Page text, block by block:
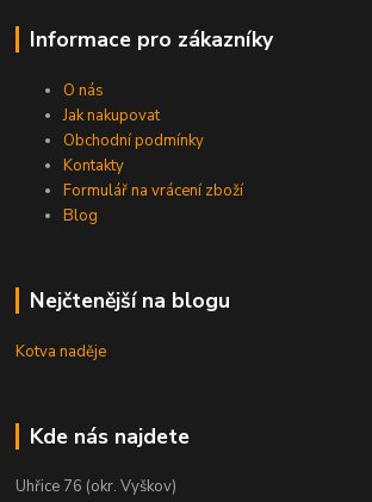
Informace pro zákazníky
O nás
Jak nakupovat
Obchodní podmínky
Kontakty
Formulář na vrácení zboží
Blog
Nejčtenější na blogu
Kotva naděje
Kde nás najdete
Uhřice 76 (okr. Vyškov)